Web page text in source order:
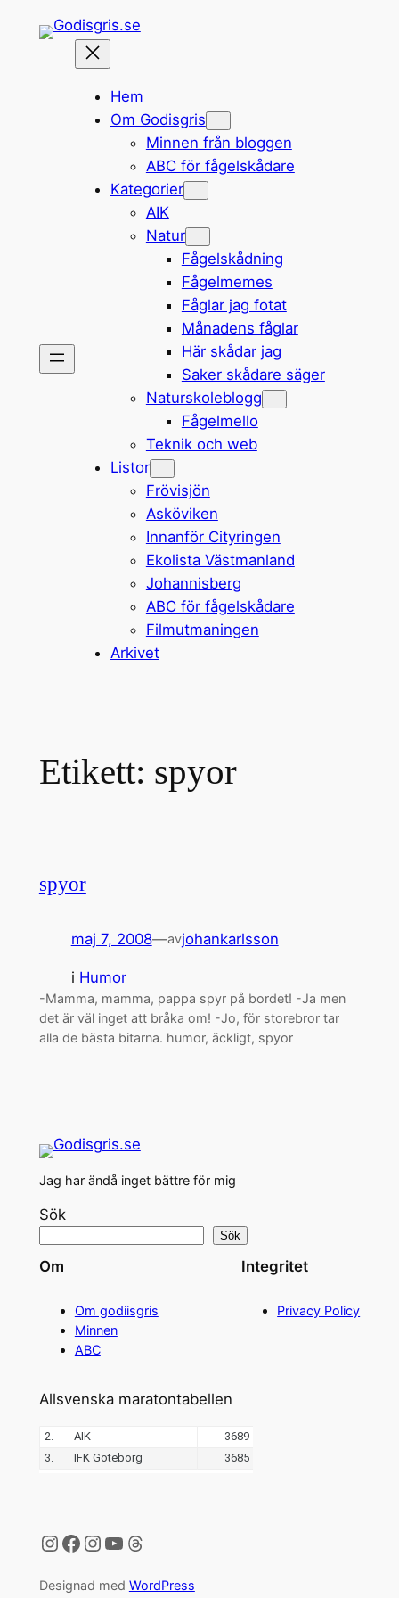
Hem
Om Godisgris
Minnen från bloggen
ABC för fågelskådare
Kategorier
AIK
Natur
Fågelskådning
Fågelmemes
Fåglar jag fotat
Månadens fåglar
Här skådar jag
Saker skådare säger
Naturskoleblogg
Fågelmello
Teknik och web
Listor
Frövisjön
Asköviken
Innanför Cityringen
Ekolista Västmanland
Johannisberg
ABC för fågelskådare
Filmutmaningen
Arkivet
Etikett: spyor
spyor
maj 7, 2008—avjohankarlsson
i Humor
-Mamma, mamma, pappa spyr på bordet! -Ja men
det är väl inget att bråka om! -Jo, för storebror tar
alla de bästa bitarna. humor, äckligt, spyor
Jag har ändå inget bättre för mig
Sök
Sök
Om
Om godiisgris
Minnen
ABC
Integritet
Privacy Policy
Allsvenska maratontabellen
Instagram
Facebook
Instagram
YouTube
Threads
Designad med WordPress